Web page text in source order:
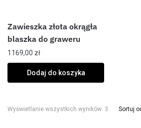
Zawieszka złota okrągła
blaszka do graweru
1169,00 zł
Dodaj do koszyka
Wyświetlanie wszystkich wyników: 3